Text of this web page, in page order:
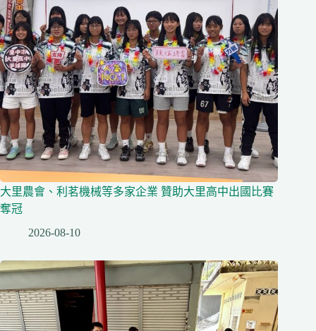
大里農會、利茗機械等多家企業 贊助大里高中出國比賽
奪冠
2026-08-10